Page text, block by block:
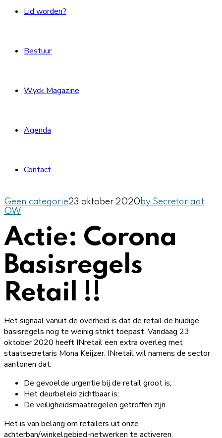
Lid worden?
Bestuur
Wyck Magazine
Agenda
Contact
Geen categorie23 oktober 2020 by Secretariaat
OW
Actie: Corona
Basisregels
Retail !!
Het signaal vanuit de overheid is dat de retail de huidige
basisregels nog te weinig strikt toepast. Vandaag 23
oktober 2020 heeft INretail een extra overleg met
staatsecretaris Mona Keijzer. INretail wil namens de sector
aantonen dat:
De gevoelde urgentie bij de retail groot is;
Het deurbeleid zichtbaar is;
De veiligheidsmaatregelen getroffen zijn.
Het is van belang om retailers uit onze
achterban/winkelgebied-netwerken te activeren.